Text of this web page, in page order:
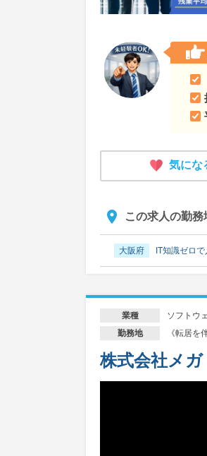
気にな
この求人の勤
大阪府 IT知識ゼロ
業種 ソフトウ
勤務地 《転居を
株式会社メ